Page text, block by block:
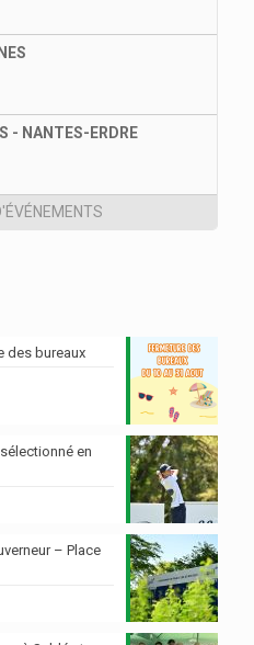
- NANTES-ERDRE
des bureaux
en
– Place